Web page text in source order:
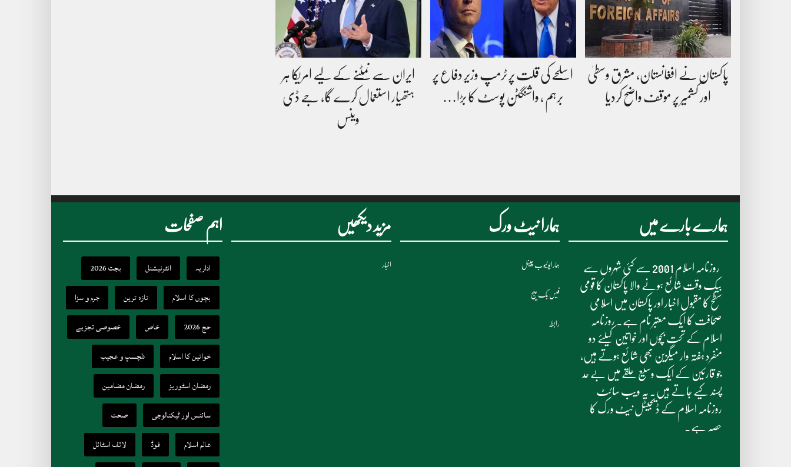
پاکستان نے افغانستان، مشرق وسطیٰ
اور کشمیر پر موقف واضح کردیا
اسلحے کی قلت پر ٹرمپ وزیر دفاع پر
برہم ، واشنگٹن پوسٹ کا بڑا…
ایران سے نمٹنے کے لیے امریکا ہر
ہتھیار استعمال کرے گا، جے ڈی
وینس
ہمارے بارے میں
روزنامہ اسلام 2001 سے کئی شہروں سے
بیک وقت شائع ہونے والا پاکستان کا قومی
سطح کا مقبول اخبار اور پاکستان میں اسلامی
صحافت کا ایک معتبر نام ہے۔ روزنامہ
اسلام کے تحت بچوں اور خواتین کیلئے دو
منفرد ہفتہ وار میگزین بھی شائع ہوتے ہیں،
جو قارئین کے ایک وسیع حلقے میں بے حد
پسند کیے جاتے ہیں۔ یہ ویب سائٹ
روزنامہ اسلام کے ڈیجیٹل نیٹ ورک کا
حصہ ہے۔
ہمارا نیٹ ورک
ہمارایوٹیوب چینل
فیس بک پیج
رابطہ
مزید دیکھیں
اخبار
اہم صفحات
اداریہ انٹرنیشنل
بجٹ 2026
بچوں کا اسلام
تازہ ترین
جرم و سزا
حج 2026
خاص
خصوصی تجزیے
خواتین کا اسلام
دلچسپ و عجیب
رمضان اسٹوریز
رمضان مضامین
سائنس اور ٹیکنالوجی
صحت
عالم اسلام
فوڈ
لائف اسٹائل